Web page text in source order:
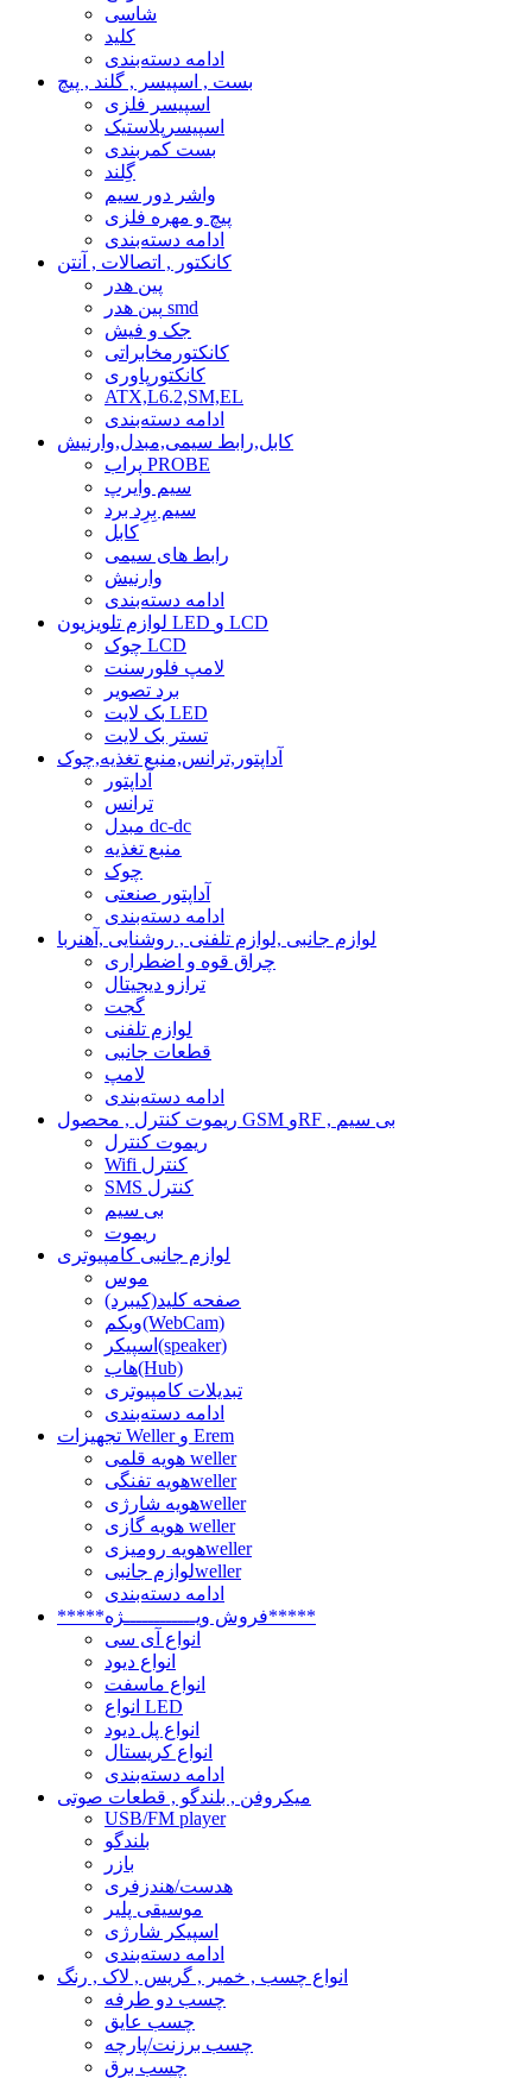
شاسی
کلید
ادامه دسته‌بندی
بست , اسپیسر , گلند , پیچ
اسپیسر فلزی
اسپیسرپلاستیک
بست کمربندی
گِلند
واشر دور سیم
پیچ و مهره فلزی
ادامه دسته‌بندی
کانکتور , اتصالات , آنتن
پین هدر
پین هدر smd
جک و فیش
کانکتورمخابراتی
کانکتورپاوری
ATX,L6.2,SM,EL
ادامه دسته‌بندی
کابل,رابط سیمی,مبدل,وارنیش
پراب PROBE
سیم وایرپ
سیم بِرِد برد
کابل
رابط های سیمی
وارنیش
ادامه دسته‌بندی
لوازم تلویزیون LED و LCD
چوک LCD
لامپ فلورسنت
برد تصویر
بک لایت LED
تستر بک لایت
آداپتور,ترانس,منبع تغذیه,چوک
آداپتور
ترانس
مبدل dc-dc
منبع تغذیه
چوک
آداپتور صنعتی
ادامه دسته‌بندی
لوازم جانبی ,لوازم تلفنی , روشنایی ,آهنربا
چراق قوه و اضطراری
ترازو دیجیتال
گجت
لوازم تلفنی
قطعات جانبی
لامپ
ادامه دسته‌بندی
ریموت کنترل , محصول GSM وRF , بی سیم
ریموت کنترل
Wifi کنترل
SMS کنترل
بی سیم
ریموت
لوازم جانبی کامپیوتری
موس
صفحه کلید(کیبرد)
وبکم(WebCam)
اسپیکر(speaker)
هاب(Hub)
تبدیلات کامپیوتری
ادامه دسته‌بندی
تجهیزات Weller و Erem
هویه قلمی weller
هویه تفنگیweller
هویه شارژیweller
هویه گازی weller
هویه رومیزیweller
لوازم جانبیweller
ادامه دسته‌بندی
*****فروش ویــــــــــــژه*****
انواع آی سی
انواع دیود
انواع ماسفت
انواع LED
انواع پل دیود
انواع کریستال
ادامه دسته‌بندی
میکروفن , بلندگو , قطعات صوتی
USB/FM player
بلندگو
بازر
هدست/هندزفری
موسیقی پلیر
اسپیکر شارژی
ادامه دسته‌بندی
انواع چسب , خمیر , گریس , لاک , رنگ
چسب دو طرفه
چسب عایق
چسب برزنت/پارچه
چسب برق